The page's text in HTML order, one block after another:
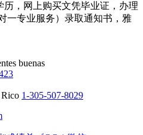
，网上购买文凭毕业证，办理
一专业服务）录取通知书，雅
1-305-507-8029